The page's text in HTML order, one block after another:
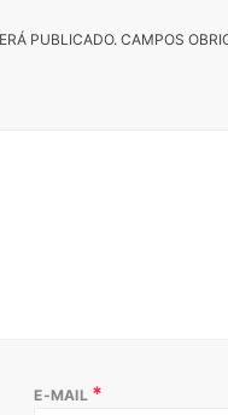
PUBLICADO. CAMPOS
E-MAIL *